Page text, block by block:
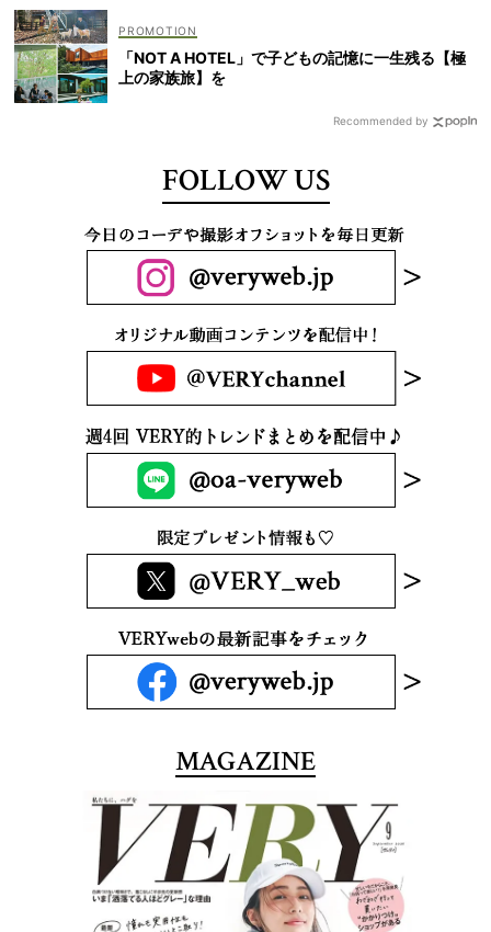
「NOT A HOTEL」で子どもの記憶に一生残る【極
上の家族旅】を
Recommended by
FOLLOW US
MAGAZINE